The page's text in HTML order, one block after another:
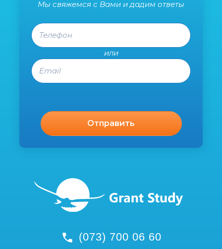
(073) 700 06 60
Мы свяжемся с Вами и дадим ответы
Телефон
или
Email